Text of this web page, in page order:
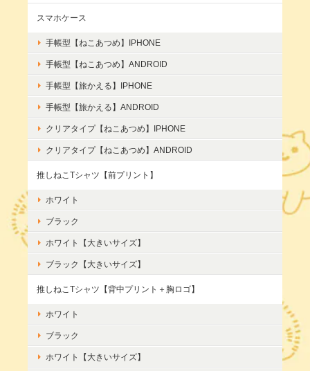
スマホケース
手帳型【ねこあつめ】IPHONE
手帳型【ねこあつめ】ANDROID
手帳型【旅かえる】IPHONE
手帳型【旅かえる】ANDROID
クリアタイプ【ねこあつめ】IPHONE
クリアタイプ【ねこあつめ】ANDROID
推しねこTシャツ【前プリント】
ホワイト
ブラック
ホワイト【大きいサイズ】
ブラック【大きいサイズ】
推しねこTシャツ【背中プリント＋胸ロゴ】
ホワイト
ブラック
ホワイト【大きいサイズ】